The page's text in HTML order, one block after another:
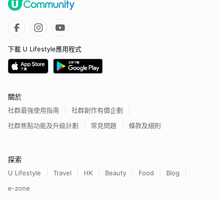
下載 U Lifestyle應用程式
關於
社群最強使用指南
社群創作有價企劃
社群焦點功能及升級計劃
常見問題 條款及細則
探索
U Lifestyle Travel HK Beauty Food
Blog
e-zone